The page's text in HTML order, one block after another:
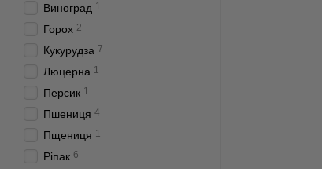
Виноград 1
Горох 2
Кукурудза 7
Люцерна 1
Персик 1
Пшениця 4
Пщениця 1
Ріпак 6